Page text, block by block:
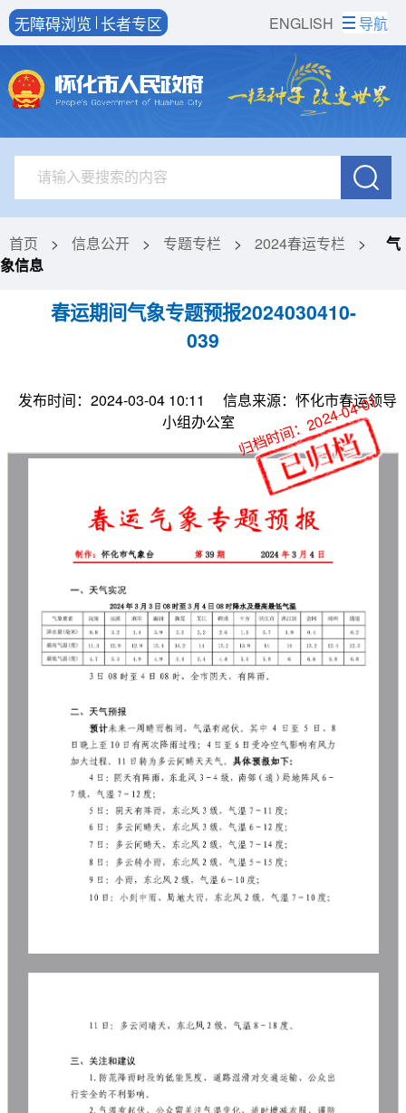
ENGLISH
无障碍浏览 长者专区 导航
首页 > 信息公开 > 专题专栏 > 2024春运专栏 >
气
象信息
春运期间气象专题预报2024030410-
039
发布时间：2024-03-04 10:11
信息来源：怀化市春运领导
小组办公室归档时间：2024-04-01